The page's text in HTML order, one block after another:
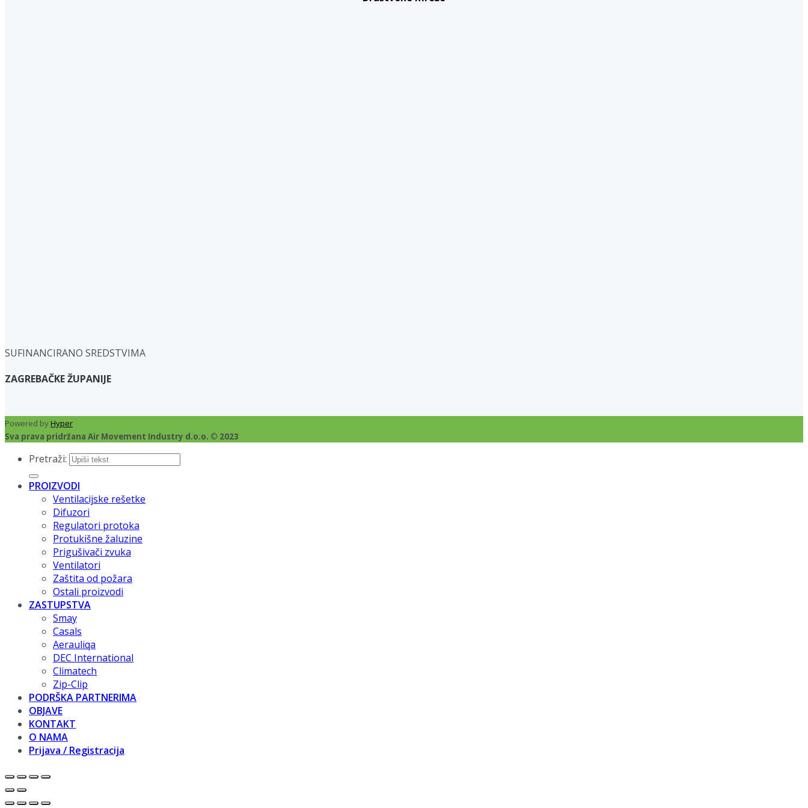
SUFINANCIRANO SREDSTVIMA
ZAGREBAČKE ŽUPANIJE
Powered byHyper
Sva prava pridržana Air Movement Industry d.o.o. © 2023
Pretraži:
PROIZVODI
Ventilacijske rešetke
Difuzori
Regulatori protoka
Protukišne žaluzine
Prigušivači zvuka
Ventilatori
Zaštita od požara
Ostali proizvodi
ZASTUPSTVA
Smay
Casals
Aerauliqa
DEC International
Climatech
Zip-Clip
PODRŠKA PARTNERIMA
OBJAVE
KONTAKT
O NAMA
Prijava / Registracija